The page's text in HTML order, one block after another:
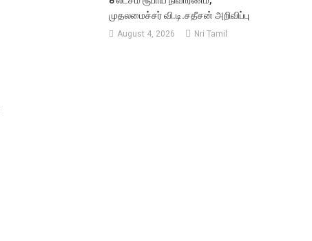
முதலமைச்சர் வி.டி.சதீசன் அறிவிப்பு
August 4, 2026 Nri Tamil